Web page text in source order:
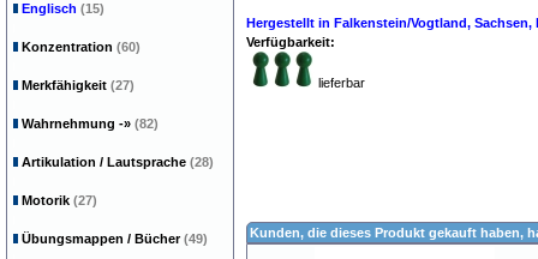
Hergestellt in Falkenstein/Vogtland, Sachsen,
Verfügbarkeit:
lieferbar
Kunden, die dieses Produkt gekauft haben,
Englisch (15)
Konzentration (60)
Merkfähigkeit (27)
Wahrnehmung -» (82)
Artikulation / Lautsprache (28)
Motorik (27)
Übungsmappen / Bücher(49)